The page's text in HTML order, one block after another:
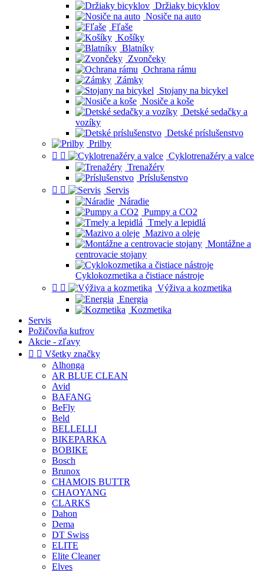
Držiaky bicyklov
Nosiče na auto
Fľaše
Košíky
Blatníky
Zvončeky
Ochrana rámu
Zámky
Stojany na bicykel
Nosiče a koše
Detské sedačky a
vozíky
Detské príslušenstvo
Prilby
 
Cyklotrenažéry a valce
Trenažéry
Príslušenstvo
 
Servis
Náradie
Pumpy a CO2
Tmely a lepidlá
Mazivo a oleje
Montážne a
centrovacie stojany
Cyklokozmetika a čistiace nástroje
 
Výživa a kozmetika
Energia
Kozmetika
Servis
Požičovňa kufrov
Akcie - zľavy
  Všetky značky
Alhonga
AR BLUE CLEAN
Avid
BAFANG
BeFly
Beld
BELLELLI
BIKEPARKA
BOBIKE
Bosch
Brunox
CHAMOIS BUTTR
CHAOYANG
CLARKS
Dahon
Dema
DT Swiss
ELITE
Elite Cleaner
Elves